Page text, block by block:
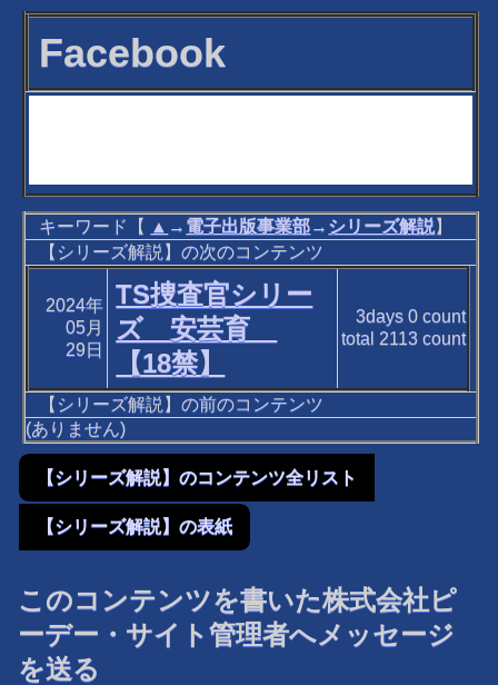
Facebook
キーワード【 ▲ → 電子出版事業部→ シリーズ解説】
【シリーズ解説】の次のコンテンツ
2024年
05月
29日
TS捜査官シリー
ズ 安芸育
【18禁】
3days 0count
total 2113count
【シリーズ解説】の前のコンテンツ
(ありません)
【シリーズ解説】のコンテンツ全リスト
【シリーズ解説】の表紙
このコンテンツを書いた株式会社ピ
ーデー・サイト管理者へメッセージ
を送る